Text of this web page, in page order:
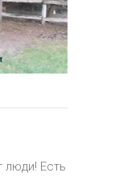
люди! Есть